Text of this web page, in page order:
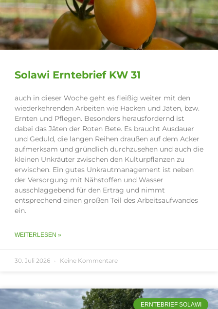
Solawi Erntebrief KW 31
auch in dieser Woche geht es fleißig weiter mit den
wiederkehrenden Arbeiten wie Hacken und Jäten, bzw.
Ernten und Pflegen. Besonders herausfordernd ist
dabei das Jäten der Roten Bete. Es braucht Ausdauer
und Geduld, die langen Reihen draußen auf dem Acker
aufmerksam und gründlich durchzusehen und auch die
kleinen Unkräuter zwischen den Kulturpflanzen zu
erwischen. Ein gutes Unkrautmanagement ist neben
der Versorgung mit Nähstoffen und Wasser
ausschlaggebend für den Ertrag und nimmt
entsprechend einen großen Teil des Arbeitsaufwandes
ein.
WEITERLESEN »
30. Juli 2026 Keine Kommentare
ERNTEBRIEF SOLAWI